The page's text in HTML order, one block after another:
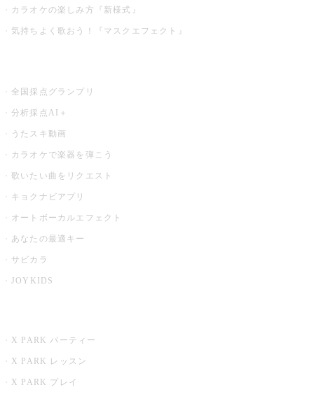
カラオケの楽しみ方『新様式』
気持ちよく歌おう！『マスクエフェクト』
全国採点グランプリ
分析採点AI＋
うたスキ動画
カラオケで楽器を弾こう
歌いたい曲をリクエスト
キョクナビアプリ
オートボーカルエフェクト
あなたの最適キー
サビカラ
JOYKIDS
X PARK パーティー
X PARK レッスン
X PARK プレイ